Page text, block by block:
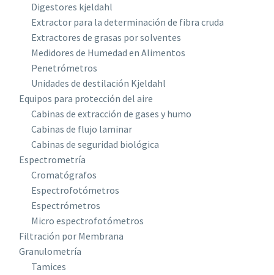
Digestores kjeldahl
Extractor para la determinación de fibra cruda
Extractores de grasas por solventes
Medidores de Humedad en Alimentos
Penetrómetros
Unidades de destilación Kjeldahl
Equipos para protección del aire
Cabinas de extracción de gases y humo
Cabinas de flujo laminar
Cabinas de seguridad biológica
Espectrometría
Cromatógrafos
Espectrofotómetros
Espectrómetros
Micro espectrofotómetros
Filtración por Membrana
Granulometría
Tamices